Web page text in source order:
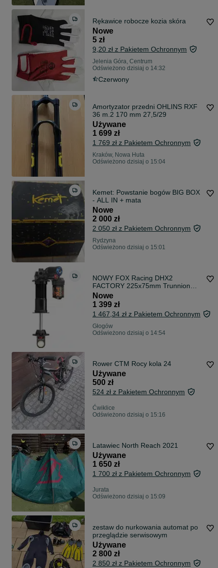
Rękawice robocze kozia skóra
Nowe
5 zł
9,20 zł z Pakietem Ochronnym
Jelenia Góra, Centrum
Odświeżono dzisiaj o 14:32
Czerwony
Amortyzator przedni OHLINS RXF
36 m.2 170 mm 27,5/29
Używane
1 699 zł
1 769 zł z Pakietem Ochronnym
Kraków, Nowa Huta
Odświeżono dzisiaj o 15:04
Kemet: Powstanie bogów BIG BOX
- ALL IN + mata
Nowe
2 000 zł
2 050 zł z Pakietem Ochronnym
Rydzyna
Odświeżono dzisiaj o 15:01
NOWY FOX Racing DHX2
FACTORY 225x75mm Trunnion
damper sprężynowy FV
Nowe
1 399 zł
1 467,34 zł z Pakietem Ochronnym
Głogów
Odświeżono dzisiaj o 14:54
Rower CTM Rocy kola 24
Używane
500 zł
524 zł z Pakietem Ochronnym
Ćwiklice
Odświeżono dzisiaj o 15:16
Latawiec North Reach 2021
Używane
1 650 zł
1 700 zł z Pakietem Ochronnym
Jurata
Odświeżono dzisiaj o 15:09
zestaw do nurkowania automat po
przeglądzie serwisowym
Używane
2 800 zł
2 850 zł z Pakietem Ochronnym